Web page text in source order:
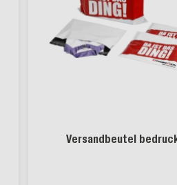
Versandbeutel